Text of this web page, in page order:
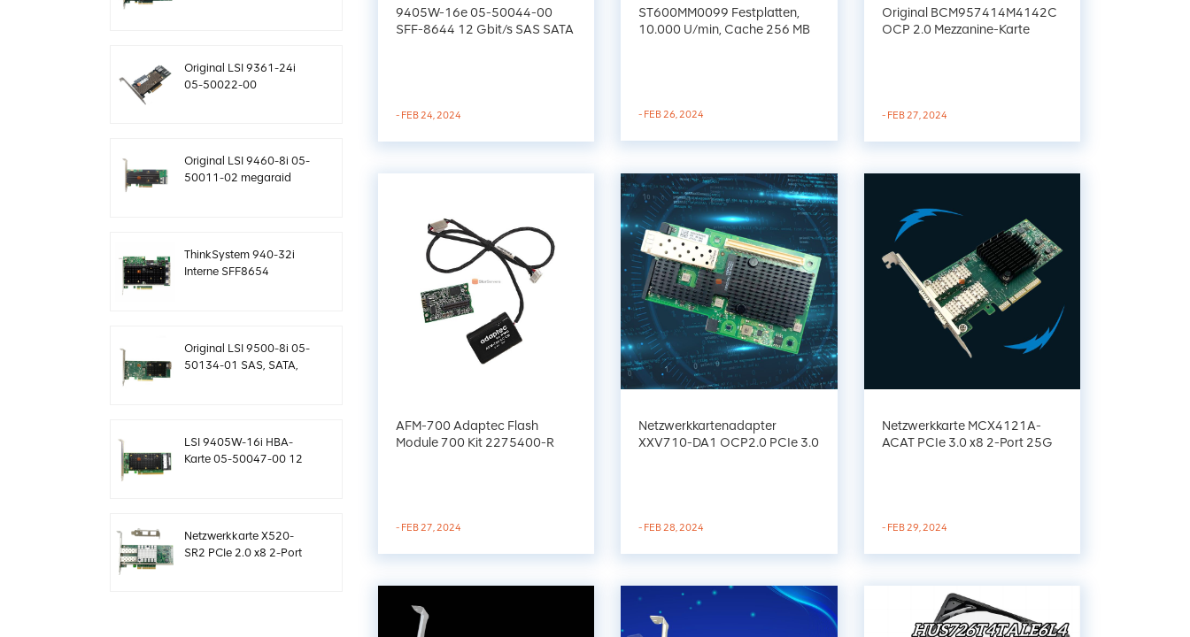
9405W-16e 05-50044-00
SFF-8644 12 Gbit/s SAS SATA
- FEB 24, 2024
ST600MM0099 Festplatten,
10.000 U/min, Cache 256 MB
- FEB 26, 2024
Original BCM957414M4142C
OCP 2.0 Mezzanine-Karte
- FEB 27, 2024
AFM-700 Adaptec Flash
Module 700 Kit 2275400-R
- FEB 27, 2024
Netzwerkkartenadapter
XXV710-DA1 OCP2.0 PCIe 3.0
- FEB 28, 2024
Netzwerkkarte MCX4121A-
ACAT PCIe 3.0 x8 2-Port 25G
- FEB 29, 2024
Original LSI 9361-24i
05-50022-00
Original LSI 9460-8i 05-
50011-02 megaraid
ThinkSystem 940-32i
Interne SFF8654
Original LSI 9500-8i 05-
50134-01 SAS, SATA,
LSI 9405W-16i HBA-
Karte 05-50047-00 12
Netzwerkkarte X520-
SR2 PCIe 2.0 x8 2-Port